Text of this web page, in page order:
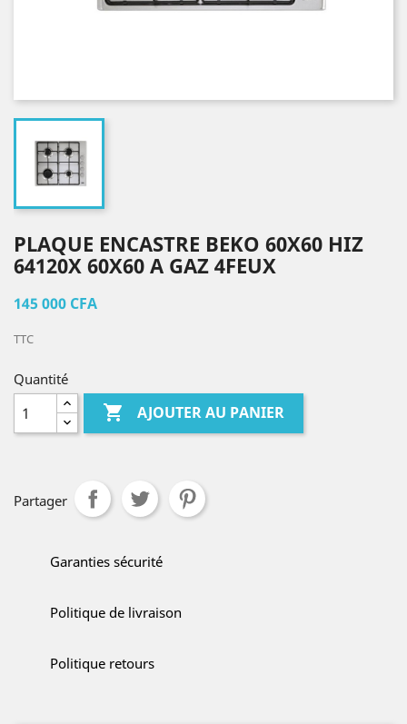
PLAQUE ENCASTRE BEKO 60X60 HIZ
64120X 60X60 A GAZ 4FEUX
145 000 CFA
TTC
Quantité
 AJOUTER AU PANIER
Partager
Garanties sécurité
Politique de livraison
Politique retours